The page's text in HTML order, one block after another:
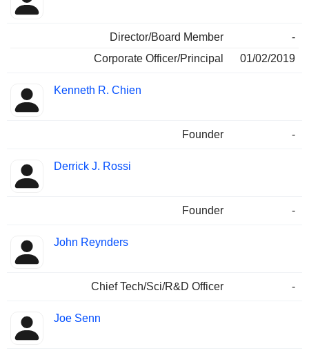
Director/Board Member
-
Corporate Officer/Principal
01/02/2019
Kenneth R. Chien
Founder -
Derrick J. Rossi
Founder -
John Reynders
Chief Tech/Sci/R&D Officer -
Joe Senn